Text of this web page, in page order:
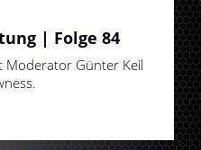
| Folge 84
Moderator Günter Keil